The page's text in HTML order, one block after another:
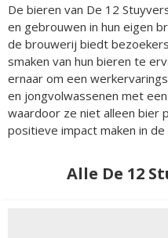
De bieren van De 12
en gebrouwen in hun eigen
de brouwerij biedt
smaken van hun bieren te
ernaar om een
en jongvolwassenen met
waardoor ze niet alleen bier
positieve impact maken in de
Alle De 12